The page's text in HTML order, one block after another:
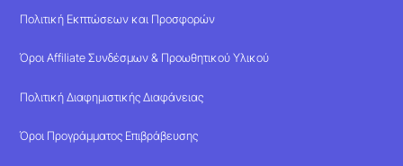
Πολιτική Εκπτώσεων και Προσφορών
Όροι Affiliate Συνδέσμων & Προωθητικού Υλικού
Πολιτική Διαφημιστικής Διαφάνειας
Όροι Προγράμματος Επιβράβευσης